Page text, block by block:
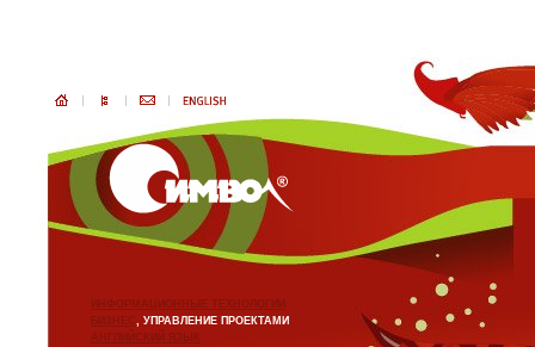
ИНФОРМАЦИОННЫЕ ТЕХНОЛОГИИ
БИЗНЕС, УПРАВЛЕНИЕ ПРОЕКТАМИ
АНГЛИЙСКИЙ ЯЗЫК